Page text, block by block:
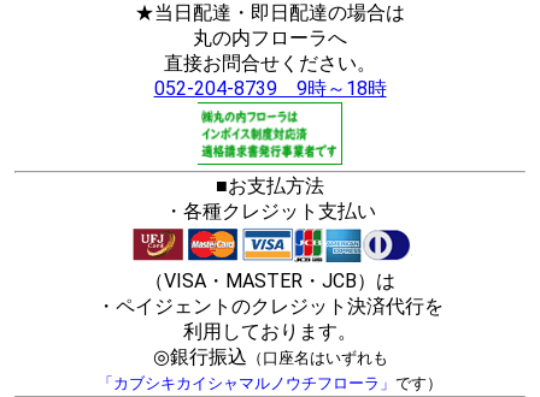
★当日配達・即日配達の場合は
丸の内フローラへ
直接お問合せください。
052-204-8739 9時～18時
■お支払方法
・各種クレジット支払い
（VISA・MASTER・JCB）は
・ペイジェントのクレジット決済代行を
利用しております。
◎銀行振込 （口座名はいずれも
「カブシキカイシャマルノウチフローラ」 です）